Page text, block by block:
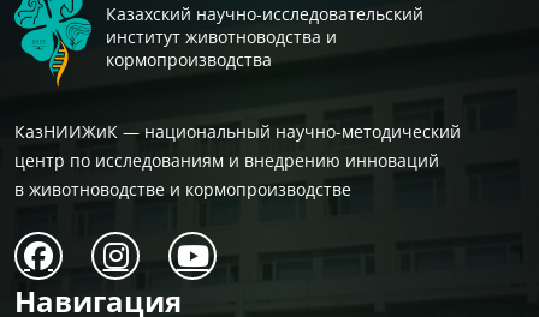
Казахский научно-исследовательский
институт животноводства и
кормопроизводства
КазНИИЖиК — национальный научно-методический
центр по исследованиям и внедрению инноваций
в животноводстве и кормопроизводстве
Навигация